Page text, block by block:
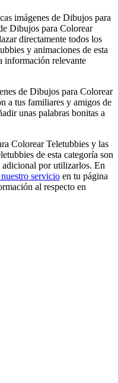
imágenes de Dibujos para
Dibujos para Colorear
directamente todos los
y animaciones de esta
información relevante
de Dibujos para Colorear
a tus familiares y amigos de
unas palabras bonitas a
Colorear Teletubbies y las
de esta categoría son
por utilizarlos. En
servicio en tu página
al respecto en